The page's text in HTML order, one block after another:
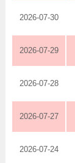
2026-07-30
2026-07-29
2026-07-28
2026-07-27
2026-07-24